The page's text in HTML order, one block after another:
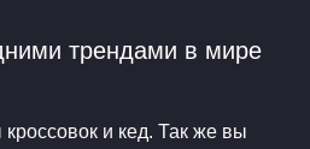
трендами в мире
и кед. Так же вы